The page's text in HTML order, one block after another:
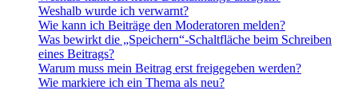
Weshalb wurde ich verwarnt?
Wie kann ich Beiträge den Moderatoren melden?
Was bewirkt die „Speichern“-Schaltfläche beim Schreiben
eines Beitrags?
Warum muss mein Beitrag erst freigegeben werden?
Wie markiere ich ein Thema als neu?